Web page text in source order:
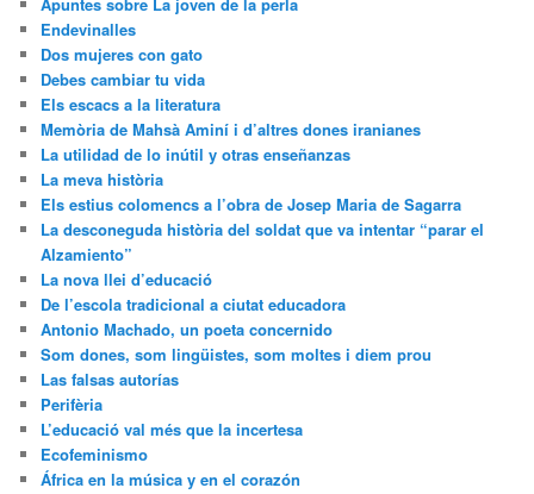
Endevinalles
Dos mujeres con gato
Debes cambiar tu vida
Els escacs a la literatura
Memòria de Mahsà Aminí i d’altres dones iranianes
La utilidad de lo inútil y otras enseñanzas
La meva història
Els estius colomencs a l’obra de Josep Maria de Sagarra
La desconeguda història del soldat que va intentar “parar el
Alzamiento”
La nova llei d’educació
De l’escola tradicional a ciutat educadora
Antonio Machado, un poeta concernido
Som dones, som lingüistes, som moltes i diem prou
Las falsas autorías
Perifèria
L’educació val més que la incertesa
Ecofeminismo
África en la música y en el corazón